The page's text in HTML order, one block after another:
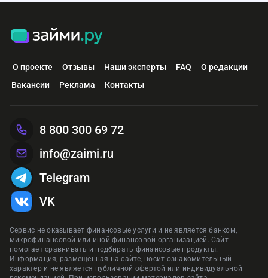
О проекте Отзывы Наши эксперты FAQ
О редакции
Вакансии
Реклама Контакты
Сервис не оказывает финансовые услуги и не является банком,
микрофинансовой или иной финансовой организацией. Сайт
помогает сравнивать и подбирать финансовые продукты.
Информация, размещённая на сайте, носит ознакомительный
характер и не является публичной офертой или индивидуальной
8 800 300 69 72
info@zaimi.ru
Telegram
VK